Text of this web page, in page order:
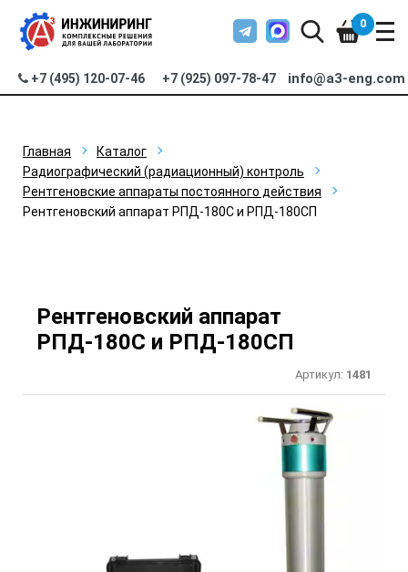
+7 (495) 120-07-46 +7 (925) 097-78-47 info@a3-eng.com
0
Главная
Каталог
Радиографический (радиационный) контроль
Рентгеновские аппараты постоянного действия
Рентгеновский аппарат РПД-180С и РПД-180СП
Рентгеновский аппарат
РПД-180С и РПД-180СП
Артикул: 1481